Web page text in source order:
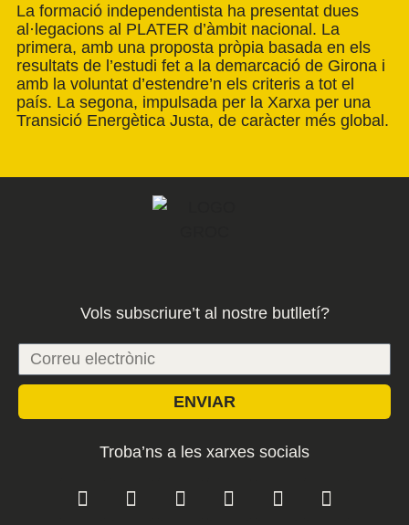
La formació independentista ha presentat dues
al·legacions al PLATER d’àmbit nacional. La
primera, amb una proposta pròpia basada en els
resultats de l’estudi fet a la demarcació de Girona i
amb la voluntat d’estendre’n els criteris a tot el
país. La segona, impulsada per la Xarxa per una
Transició Energètica Justa, de caràcter més global.
Vols subscriure’t al nostre butlletí?
ENVIAR
Troba’ns a les xarxes socials